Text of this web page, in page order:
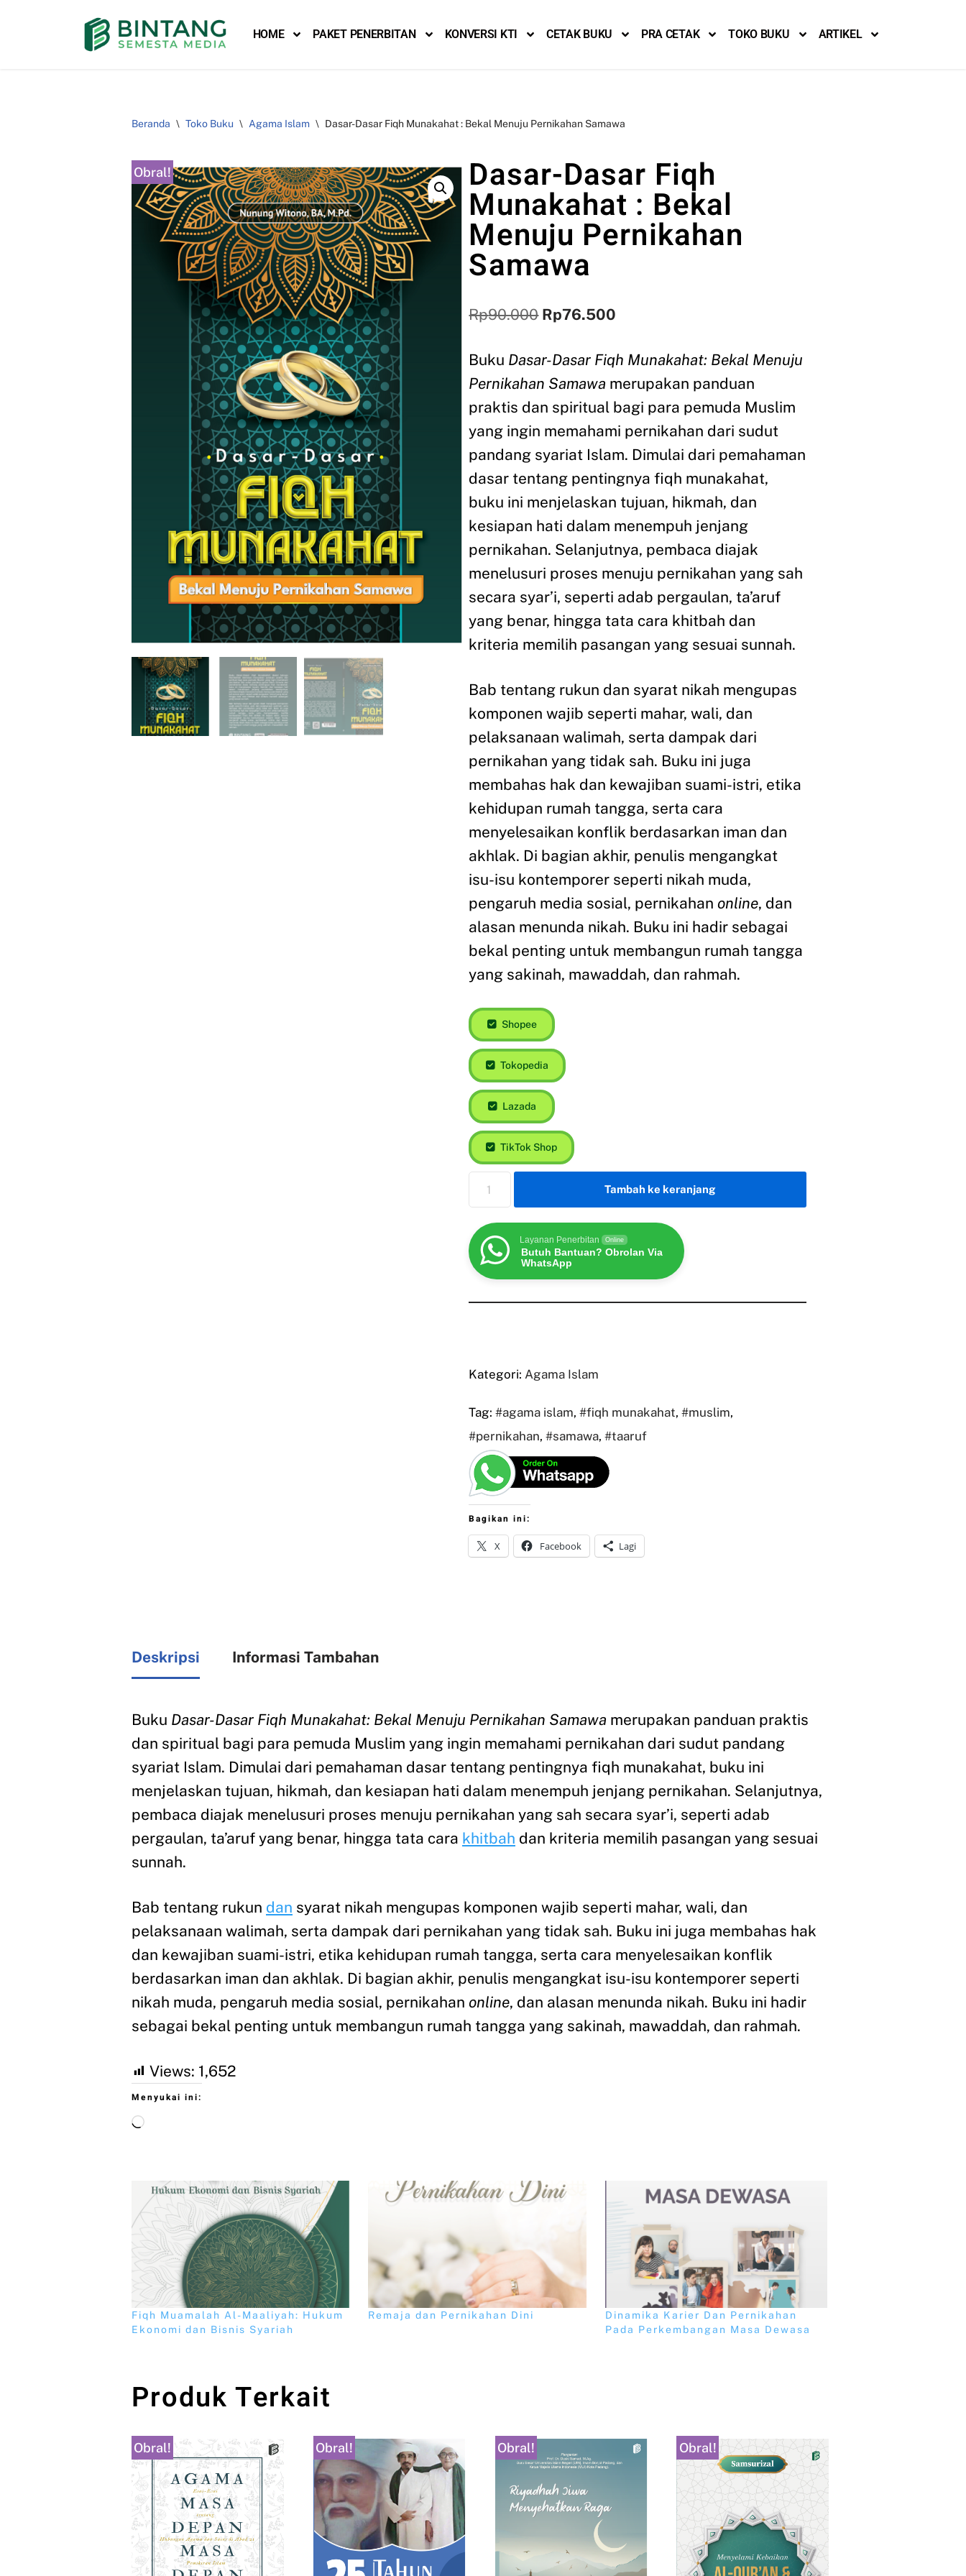
HOME PAKET PENERBITAN KONVERSI KTI CETAK BUKU PRA CETAK TOKO BUKU ARTIKEL
Beranda \ Toko Buku \ Agama Islam \ Dasar-Dasar Fiqh Munakahat : Bekal Menuju Pernikahan Samawa
Obral! Dasar-Dasar Fiqh
Munakahat : Bekal
Menuju Pernikahan
Samawa
Rp90.000 Rp76.500
Buku Dasar-Dasar Fiqh Munakahat: Bekal Menuju
Pernikahan Samawa merupakan panduan
praktis dan spiritual bagi para pemuda Muslim
yang ingin memahami pernikahan dari sudut
pandang syariat Islam. Dimulai dari pemahaman
dasar tentang pentingnya fiqh munakahat,
buku ini menjelaskan tujuan, hikmah, dan
kesiapan hati dalam menempuh jenjang
pernikahan. Selanjutnya, pembaca diajak
menelusuri proses menuju pernikahan yang sah
secara syar’i, seperti adab pergaulan, ta’aruf
yang benar, hingga tata cara khitbah dan
kriteria memilih pasangan yang sesuai sunnah.
Bab tentang rukun dan syarat nikah mengupas
komponen wajib seperti mahar, wali, dan
pelaksanaan walimah, serta dampak dari
pernikahan yang tidak sah. Buku ini juga
membahas hak dan kewajiban suami-istri, etika
kehidupan rumah tangga, serta cara
menyelesaikan konflik berdasarkan iman dan
akhlak. Di bagian akhir, penulis mengangkat
isu-isu kontemporer seperti nikah muda,
pengaruh media sosial, pernikahan online, dan
alasan menunda nikah. Buku ini hadir sebagai
bekal penting untuk membangun rumah tangga
yang sakinah, mawaddah, dan rahmah.
Shopee
Tokopedia
Lazada
TikTok Shop
Tambah ke keranjang
Layanan Penerbitan Online
Butuh Bantuan? Obrolan Via
WhatsApp
Kategori: Agama Islam
Tag:#agama islam,#fiqh munakahat,#muslim,
#pernikahan,#samawa,#taaruf
Bagikan ini:
X Facebook Lagi
Deskripsi Informasi Tambahan
Buku Dasar-Dasar Fiqh Munakahat: Bekal Menuju Pernikahan Samawa merupakan panduan praktis
dan spiritual bagi para pemuda Muslim yang ingin memahami pernikahan dari sudut pandang
syariat Islam. Dimulai dari pemahaman dasar tentang pentingnya fiqh munakahat, buku ini
menjelaskan tujuan, hikmah, dan kesiapan hati dalam menempuh jenjang pernikahan. Selanjutnya,
pembaca diajak menelusuri proses menuju pernikahan yang sah secara syar’i, seperti adab
pergaulan, ta’aruf yang benar, hingga tata cara khitbah dan kriteria memilih pasangan yang sesuai
sunnah.
Bab tentang rukun dan syarat nikah mengupas komponen wajib seperti mahar, wali, dan
pelaksanaan walimah, serta dampak dari pernikahan yang tidak sah. Buku ini juga membahas hak
dan kewajiban suami-istri, etika kehidupan rumah tangga, serta cara menyelesaikan konflik
berdasarkan iman dan akhlak. Di bagian akhir, penulis mengangkat isu-isu kontemporer seperti
nikah muda, pengaruh media sosial, pernikahan online, dan alasan menunda nikah. Buku ini hadir
sebagai bekal penting untuk membangun rumah tangga yang sakinah, mawaddah, dan rahmah.
Views: 1,652
Menyukai ini:
Fiqh Muamalah Al-Maaliyah: Hukum
Ekonomi dan Bisnis Syariah
Remaja dan Pernikahan Dini
Dinamika Karier Dan Pernikahan
Pada Perkembangan Masa Dewasa
Produk Terkait
Obral! Obral! Obral! Obral!